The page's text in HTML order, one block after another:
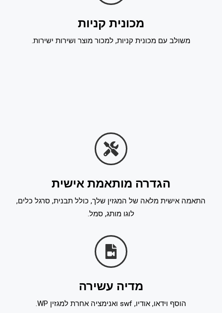
מכונית קניות
משולב עם מכונית קניות, למכור מוצר ושירות ישירות.
הגדרה מותאמת אישית
התאמה אישית מלאה של המגזין שלך, כולל תבנית, סרגל כלים,
לוגו מותג, סמל.
מדיה עשירה
הוסף וידאו, אודיו, swf ואנימציה אחרת למגזין WP.